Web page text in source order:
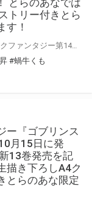
トリー付きとら
す！
蝸牛くも×神奈月昇が贈るダークファンタジー第14弾! アニメ第2期の製作も発表された大人気ダークファンタジー 『ゴブリンスレイヤー』最新14巻が3月13日に発売！！ 第14巻ではドラマCD付き特装版も同時発売です！ とらのあなでは14巻発売に合わせて「B2タペストリー」付きとらのあな限定版を発売いたします。 イラストは14巻表紙の別Verです！ 是非この機会にお買い求めください！
#蝸牛くも
ー『ゴブリンス
月15日に発
13巻発売を記
描き下ろしA4ク
とらのあな限定